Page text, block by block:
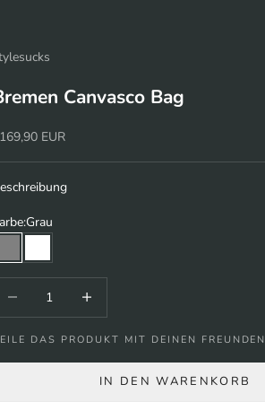
Canvasco Bag
EUR
Grau
Grau Weiß
DAS PRODUKT MIT DEINEN FREUNDEN
IN DEN WARENKORB